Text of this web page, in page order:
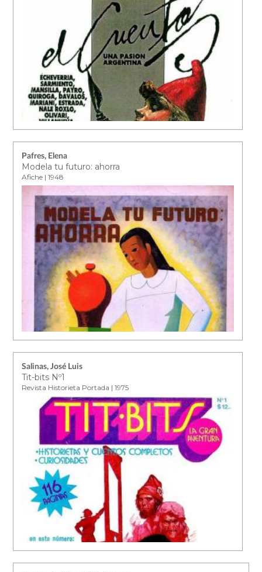
Pafres, Elena
Modela tu futuro: ahorra
Afiche | 1948
Salinas, José Luis
Tit-bits Nº1
Revista Historieta Portada | 1975